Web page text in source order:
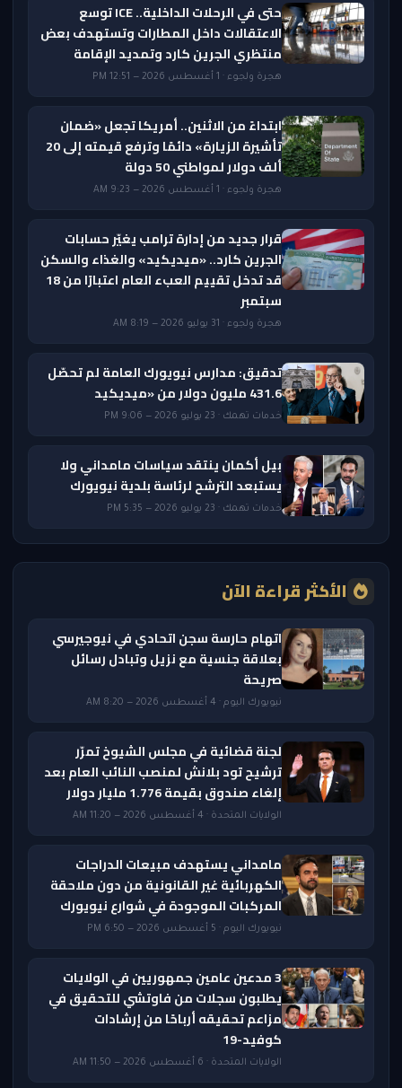
حتى في الرحلات الداخلية.. ICE توسع
الاعتقالات داخل المطارات وتستهدف بعض
منتظري الجرين كارد وتمديد الإقامة
هجرة ولجوء · 1 أغسطس 2026 — 12:51 PM
ابتداءً من الاثنين.. أمريكا تجعل «ضمان
تأشيرة الزيارة» دائمًا وترفع قيمته إلى 20
ألف دولار لمواطني 50 دولة
هجرة ولجوء · 1 أغسطس 2026 — 9:23 AM
قرار جديد من إدارة ترامب يغيّر حسابات
الجرين كارد.. «ميديكيد» والغذاء والسكن
قد تدخل تقييم العبء العام اعتبارًا من 18
سبتمبر
هجرة ولجوء · 31 يوليو 2026 — 8:19 AM
تدقيق: مدارس نيويورك العامة لم تحصّل
431.6 مليون دولار من «ميديكيد
خدمات تهمك · 23 يوليو 2026 — 9:06 PM
بيل أكمان ينتقد سياسات مامداني ولا
يستبعد الترشح لرئاسة بلدية نيويورك
خدمات تهمك · 23 يوليو 2026 — 5:35 PM
الأكثر قراءة الآن
اتهام حارسة سجن اتحادي في نيوجيرسي
بعلاقة جنسية مع نزيل وتبادل رسائل
صريحة
نيويورك اليوم · 4 أغسطس 2026 — 8:20 AM
لجنة قضائية في مجلس الشيوخ تمرّر
ترشيح تود بلانش لمنصب النائب العام بعد
إلغاء صندوق بقيمة 1.776 مليار دولار
الولايات المتحدة · 4 أغسطس 2026 — 11:20 AM
مامداني يستهدف مبيعات الدراجات
الكهربائية غير القانونية من دون ملاحقة
المركبات الموجودة في شوارع نيويورك
نيويورك اليوم · 5 أغسطس 2026 — 6:50 PM
3 مدعين عامين جمهوريين في الولايات
يطلبون سجلات من فاوتشي للتحقيق في
مزاعم تحقيقه أرباحًا من إرشادات
كوفيد-19
الولايات المتحدة · 6 أغسطس 2026 — 11:50 AM